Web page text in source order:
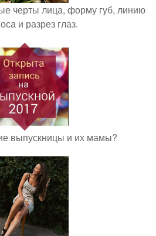
черты лица, форму губ, линию
и разрез глаз.
выпускницы и их мамы?